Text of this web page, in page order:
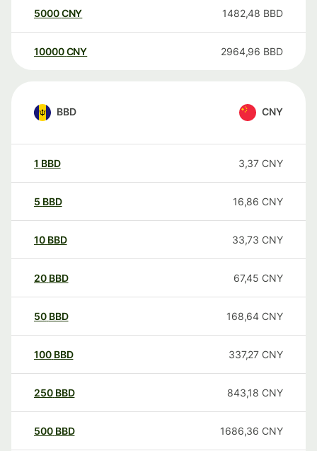
5000CNY 1482,48 BBD
10000 CNY 2964,96 BBD
BBD CNY
1 BBD 3,37 CNY
5 BBD 16,86 CNY
10 BBD 33,73 CNY
20 BBD 67,45 CNY
50 BBD 168,64 CNY
100 BBD 337,27 CNY
250 BBD 843,18 CNY
500 BBD 1686,36 CNY